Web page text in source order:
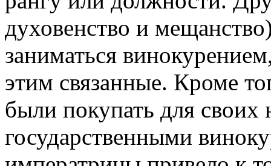
духовенство и
заниматься
этим связанные. Кроме
были покупать для
государственными